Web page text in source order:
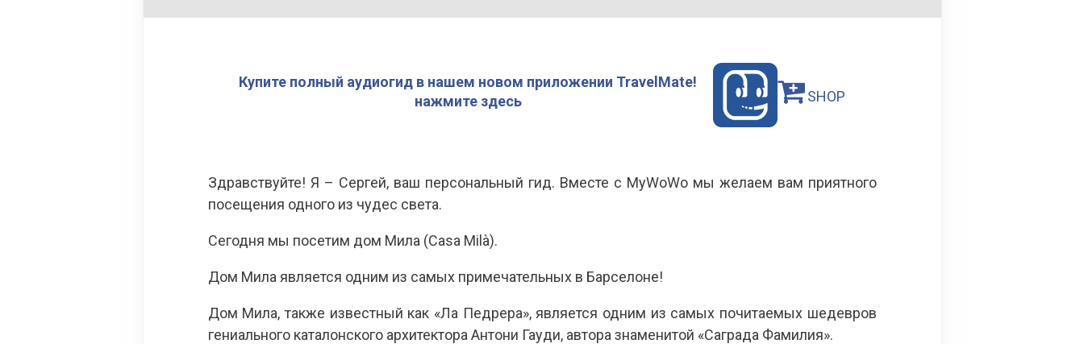
Купите полный аудиогид в нашем новом приложении TravelMate!
нажмите здесь
SHOP
Здравствуйте! Я – Сергей, ваш персональный гид. Вместе с MyWoWo мы желаем вам приятного
посещения одного из чудес света.
Сегодня мы посетим дом Мила (Casa Milà).
Дом Мила является одним из самых примечательных в Барселоне!
Дом Мила, также известный как «Ла Педрера», является одним из самых почитаемых шедевров
гениального каталонского архитектора Антони Гауди, автора знаменитой «Саграда Фамилия».